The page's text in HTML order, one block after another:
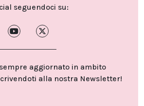
seguendoci su:
aggiornato in ambito
alla nostra Newsletter!